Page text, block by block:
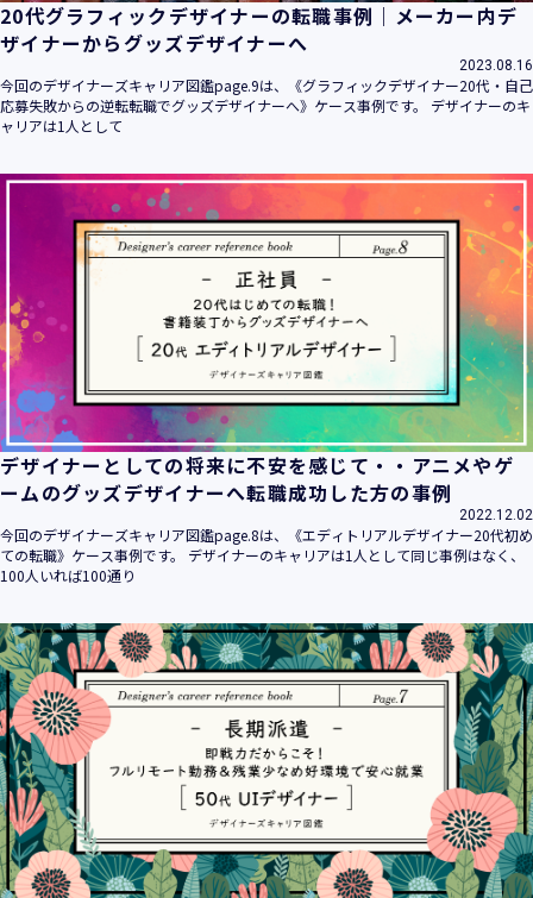
20代グラフィックデザイナーの転職事例｜メーカー内デ
ザイナーからグッズデザイナーへ
2023.08.16
今回のデザイナーズキャリア図鑑page.9は、《グラフィックデザイナー20代・自己
応募失敗からの逆転転職でグッズデザイナーへ》ケース事例です。 デザイナーのキ
ャリアは1人として
デザイナーとしての将来に不安を感じて・・アニメやゲ
ームのグッズデザイナーへ転職成功した方の事例
2022.12.02
今回のデザイナーズキャリア図鑑page.8は、《エディトリアルデザイナー20代初め
ての転職》ケース事例です。 デザイナーのキャリアは1人として同じ事例はなく、
100人いれば100通り